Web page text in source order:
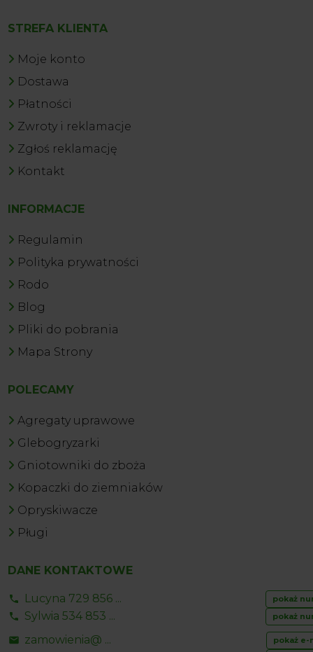
STREFA KLIENTA
Moje konto
Dostawa
Płatności
Zwroty i reklamacje
Zgłoś reklamację
Kontakt
INFORMACJE
Regulamin
Polityka prywatności
Rodo
Blog
Pliki do pobrania
Mapa Strony
POLECAMY
Agregaty uprawowe
Glebogryzarki
Gniotowniki do zboża
Kopaczki do ziemniaków
Opryskiwacze
Pługi
DANE KONTAKTOWE
Lucyna 729 856 ... pokaż
Sylwia 534 853 ... pokaż
zamowienia@ ... pokaż e-